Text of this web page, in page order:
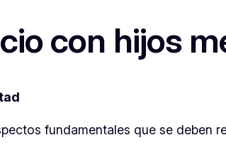
con hijos
fundamentales que se deben